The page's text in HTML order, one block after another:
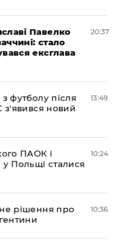
Павелко
стало
ексглава
20:37
футболу після
з'явився новий
13:49
ПАОК і
Польщі сталися
10:24
рішення про
10:36